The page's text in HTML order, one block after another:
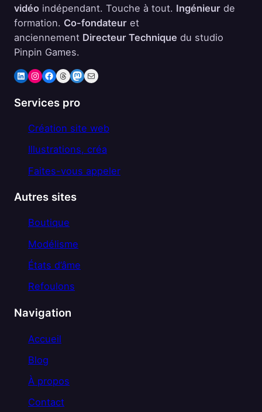
vidéo indépendant. Touche à tout. Ingénieur de
formation. Co-fondateur et
anciennement Directeur Technique du studio
Pinpin Games.
LinkedIn
Instagram Facebook Threads Mastodon E-mail
Services pro
Création site web
Illustrations, créa
Faites-vous appeler
Autres sites
Boutique
Modélisme
États d’âme
Refoulons
Navigation
Accueil
Blog
À propos
Contact